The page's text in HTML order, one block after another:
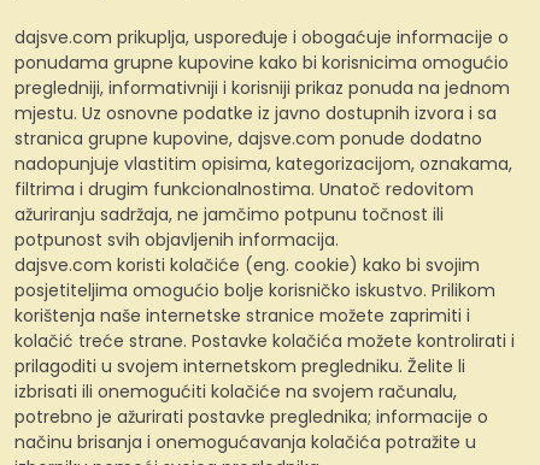
dajsve.com prikuplja, uspoređuje i obogaćuje informacije o
ponudama grupne kupovine kako bi korisnicima omogućio
pregledniji, informativniji i korisniji prikaz ponuda na jednom
mjestu. Uz osnovne podatke iz javno dostupnih izvora i sa
stranica grupne kupovine, dajsve.com ponude dodatno
nadopunjuje vlastitim opisima, kategorizacijom, oznakama,
filtrima i drugim funkcionalnostima. Unatoč redovitom
ažuriranju sadržaja, ne jamčimo potpunu točnost ili
potpunost svih objavljenih informacija.
dajsve.com koristi kolačiće (eng. cookie) kako bi svojim
posjetiteljima omogućio bolje korisničko iskustvo. Prilikom
korištenja naše internetske stranice možete zaprimiti i
kolačić treće strane. Postavke kolačića možete kontrolirati i
prilagoditi u svojem internetskom pregledniku. Želite li
izbrisati ili onemogućiti kolačiće na svojem računalu,
potrebno je ažurirati postavke preglednika; informacije o
načinu brisanja i onemogućavanja kolačića potražite u